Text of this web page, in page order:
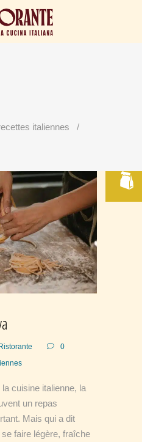
italiennes
/
Ristorante
0
cuisine italienne, la
un repas
Mais qui a dit
se faire légère, fraîche
RÉSERVER